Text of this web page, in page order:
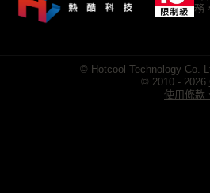
務
© Hotcool Technology Co.
© 2010 - 2026
使用條款